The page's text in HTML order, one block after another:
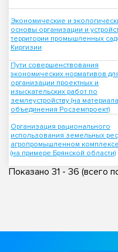
Экономические и
основы организации и
территории промышленных
Киргизии
Пути совершенствования
экономических нормативов
организации проектных и
изыскательских работ по
землеустройству (на
объединения Росземпроект)
Организация рационального
использования земельных
агропромышленном
(на примере Брянской области)
Показано 31 - 36 (всего